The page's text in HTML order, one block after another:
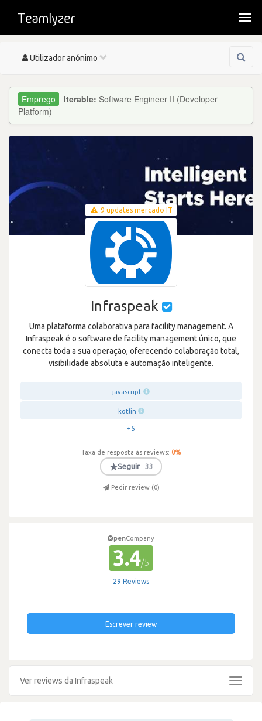
Toggle
Utilizador anónimo
Iterable: Software Engineer II (Developer
Platform)
9 updates mercado IT
Infraspeak
Uma plataforma colaborativa para facility management. A
Infraspeak é o software de facility management único, que
conecta toda a sua operação, oferecendo colaboração total,
visibilidade absoluta e automação inteligente.
javascript
kotlin
+5
Taxa de resposta às reviews: 0%
★Seguir 33
Pedir review (0)
penCompany
3.4/5
29 Reviews
Escrever review
Ver reviews da Infraspeak
Toggle